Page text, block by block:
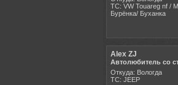
ТС: VW Touareg nf /
Бурёнка/ Буханка
Alex ZJ
Автолюбитель со
Откуда: Вологда
ТС: JEEP